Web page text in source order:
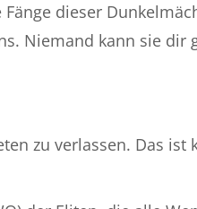
dieser
Niemand kann sie dir
zu verlassen. Das ist